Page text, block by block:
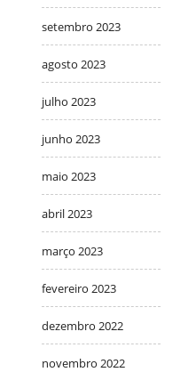
setembro 2023
agosto 2023
julho 2023
junho 2023
maio 2023
abril 2023
março 2023
fevereiro 2023
dezembro 2022
novembro 2022